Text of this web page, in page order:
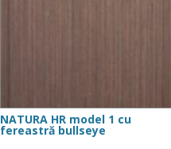
NATURA HR model 1 cu
fereastră bullseye